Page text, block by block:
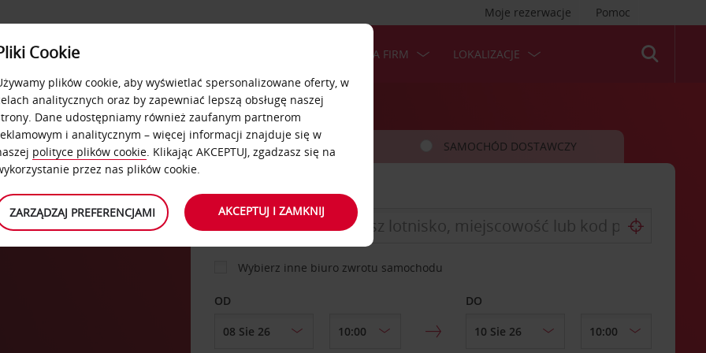
Pomoc
Moje rezerwacje
USŁUGI
OFERTA DLA FIRM LOKALIZACJE
SAMOCHÓD SAMOCHÓD DOSTAWCZY
MIEJSCE ODBIORU
Wybierz inne biuro zwrotu samochodu
OD DO
Cookie
plików cookie, aby wyświetlać spersonalizowane oferty, w
analitycznych oraz by zapewniać lepszą obsługę naszej
Dane udostępniamy również zaufanym partnerom
i analitycznym – więcej informacji znajduje się w
polityce plików cookie. Klikając AKCEPTUJ, zgadzasz się na
przez nas plików cookie.
ZARZĄDZAJ PREFERENCJAMI AKCEPTUJ I ZAMKNIJ